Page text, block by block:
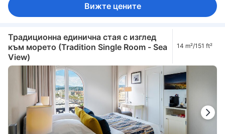
Вижте цените
Традиционна единичнa стая с изглед
към морето (Tradition Single Room - Sea
View)
14 m²/151 ft²